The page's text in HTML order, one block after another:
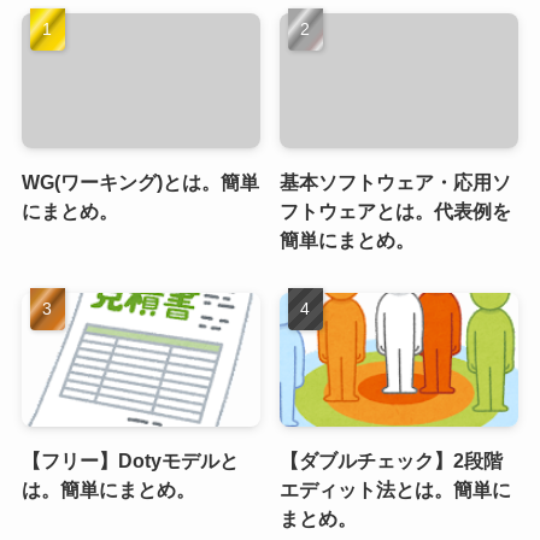
WG(ワーキング)とは。簡単
にまとめ。
基本ソフトウェア・応用ソ
フトウェアとは。代表例を
簡単にまとめ。
【フリー】Dotyモデルと
は。簡単にまとめ。
【ダブルチェック】2段階
エディット法とは。簡単に
まとめ。